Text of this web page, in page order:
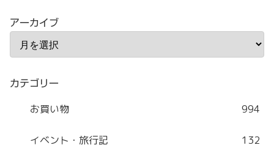
アーカイブ
カテゴリー
お買い物 994
イベント・旅行記 132